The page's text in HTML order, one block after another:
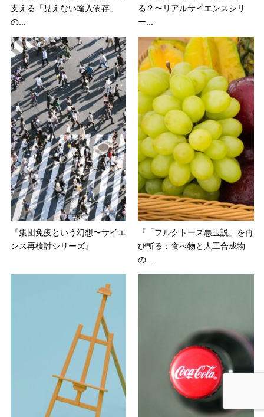
支える「見えない輸入依存」
の...
る？〜リアルサイエンスシリ
ー...
『集団免疫という幻想〜サイエ
ンス再検討シリーズ』
『「フルクトース悪玉説」を再
び斬る：食べ物と人工合成物
の...